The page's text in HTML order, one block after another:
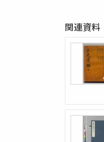
白石手簡
Island
Ta.
Asiae
Asiae
関連資料